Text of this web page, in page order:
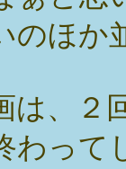
のほか
は、２
わって